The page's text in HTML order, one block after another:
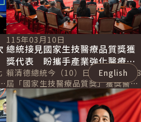
115年03月10日
總統接見國家生技醫療品質獎獲
獎代表 盼攜手產業強化醫療韌
性 讓臺灣技術走向國際
賴清德總統今（10）日上午接見第28
屆「國家生技醫療品質獎」獲獎醫護
機構暨生醫產業代表，感謝所有獲獎
機構對臺灣生技醫療發展的貢獻。並
表示，生...
詳細內容
English